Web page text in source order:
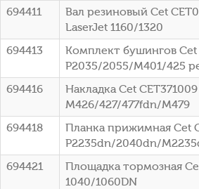
694411
Вал резиновый Cet
LaserJet 1160/1320
694413
Комплект бушингов Cet
P2035/2055/M401/425
694416
Накладка Cet
M426/427/477fdn/M479
694418
Планка прижимная Cet
P2235dn/2040dn/
694421
Площадка тормозная
1040/1060DN